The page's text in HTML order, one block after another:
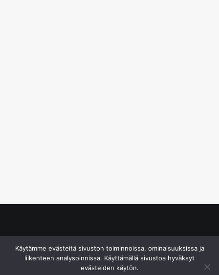
Käytämme evästeitä sivuston toiminnoissa, ominaisuuksissa ja
liikenteen analysoinnissa. Käyttämällä sivustoa hyväksyt
evästeiden käytön.